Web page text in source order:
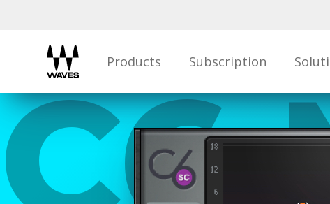
Products Subscription
C6